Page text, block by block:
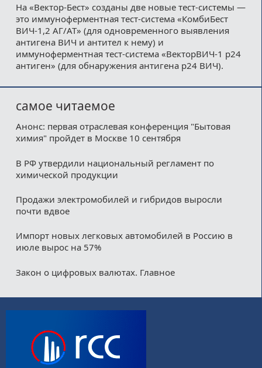
На «Вектор-Бест» созданы две новые тест-системы —
это иммуноферментная тест-система «КомбиБест
ВИЧ-1,2 АГ/АТ» (для одновременного выявления
антигена ВИЧ и антител к нему) и
иммуноферментная тест-система «ВекторВИЧ-1 р24
антиген» (для обнаружения антигена р24 ВИЧ).
самое читаемое
Анонс: первая отраслевая конференция "Бытовая
химия" пройдет в Москве 10 сентября
В РФ утвердили национальный регламент по
химической продукции
Продажи электромобилей и гибридов выросли
почти вдвое
Импорт новых легковых автомобилей в Россию в
июле вырос на 57%
Закон о цифровых валютах. Главное